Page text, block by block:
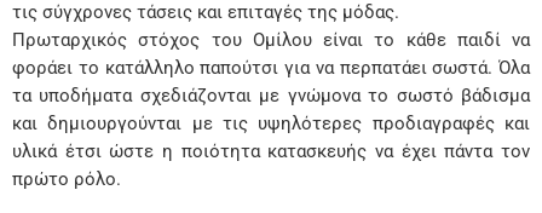
τις σύγχρονες τάσεις και επιταγές της μόδας.
Πρωταρχικός στόχος του Ομίλου είναι το κάθε παιδί να
φοράει το κατάλληλο παπούτσι για να περπατάει σωστά. Όλα
τα υποδήματα σχεδιάζονται με γνώμονα το σωστό βάδισμα
και δημιουργούνται με τις υψηλότερες προδιαγραφές και
υλικά έτσι ώστε η ποιότητα κατασκευής να έχει πάντα τον
πρώτο ρόλο.